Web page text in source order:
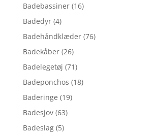
Badebassiner (16)
Badedyr (4)
Badehåndklæder (76)
Badekåber (26)
Badelegetøj (71)
Badeponchos (18)
Baderinge (19)
Badesjov (63)
Badeslag (5)